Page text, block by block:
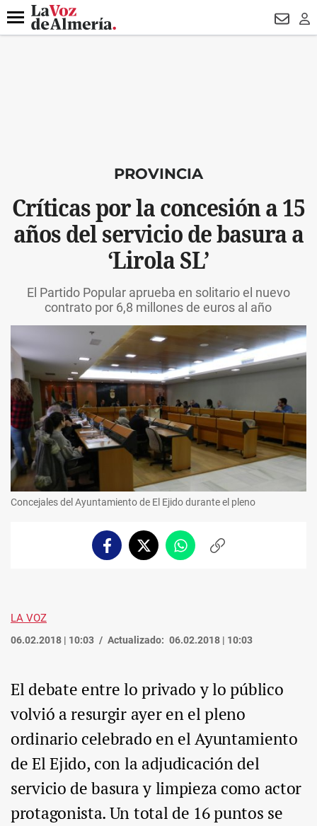
DESTACADO DRON UDA
Menú
PROVINCIA
Críticas por la concesión a 15
años del servicio de basura a
‘Lirola SL’
El Partido Popular aprueba en solitario el nuevo
contrato por 6,8 millones de euros al año
Concejales del Ayuntamiento de El Ejido durante el pleno
FacebookTwitterWhatsappCopiar
LA VOZ
06.02.2018 | 10:03 Actualizado: 06.02.2018 | 10:03
El debate entre lo privado y lo público
volvió a resurgir ayer en el pleno
ordinario celebrado en el Ayuntamiento
de El Ejido, con la adjudicación del
servicio de basura y limpieza como actor
protagonista. Un total de 16 puntos se